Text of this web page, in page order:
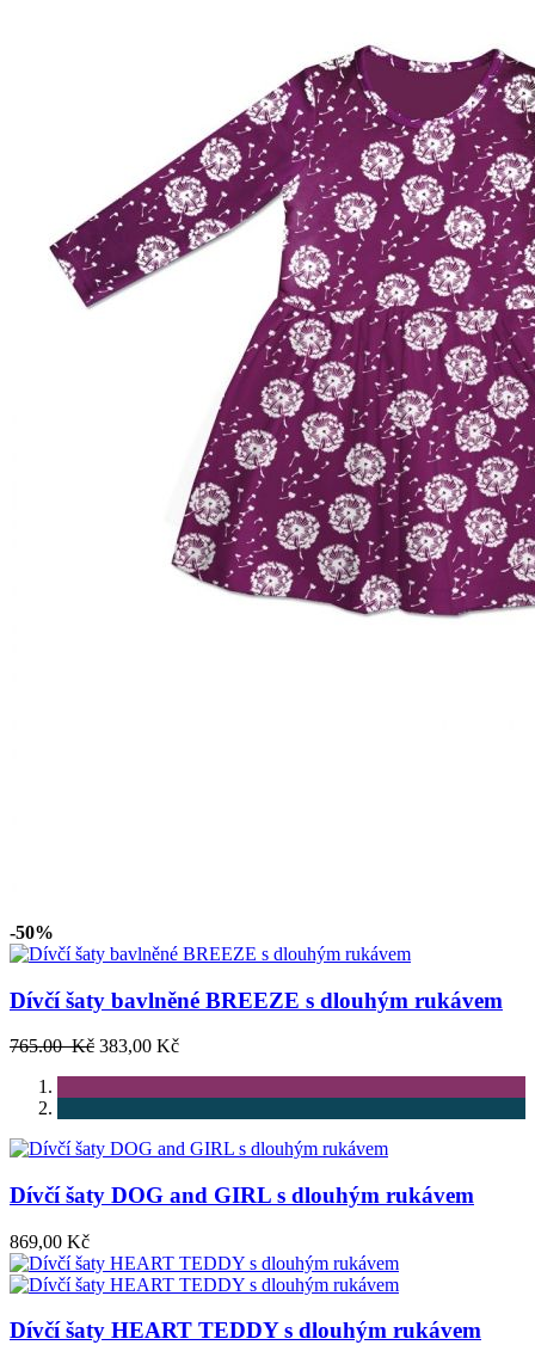
-50%
Dívčí šaty bavlněné BREEZE s dlouhým rukávem
765.00 Kč 383,00 Kč
Dívčí šaty DOG and GIRL s dlouhým rukávem
869,00 Kč
Dívčí šaty HEART TEDDY s dlouhým rukávem